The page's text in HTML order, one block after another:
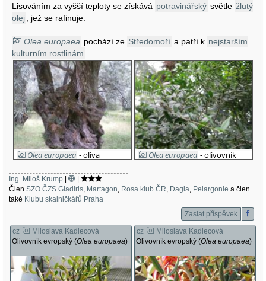
Lisováním za vyšší teploty se získává potravinářský světle žlutý
olej, jež se rafinuje.
Olea europaea pochází ze Středomoří a patří k nejstarším
kulturním rostlinám .
Olea europaea - oliva
Olea europaea - olivovník
Ing. Miloš Krump
Člen SZO ČZS Gladiris, Martagon, Rosa klub ČR, Dagla, Pelargonie a člen
také Klubu skalničkářů Praha
Zaslat příspěvek
cz
Miloslava Kadlecová
Olivovník evropský (Olea europaea)
cz
Miloslava Kadlecová
Olivovník evropský (Olea europaea)